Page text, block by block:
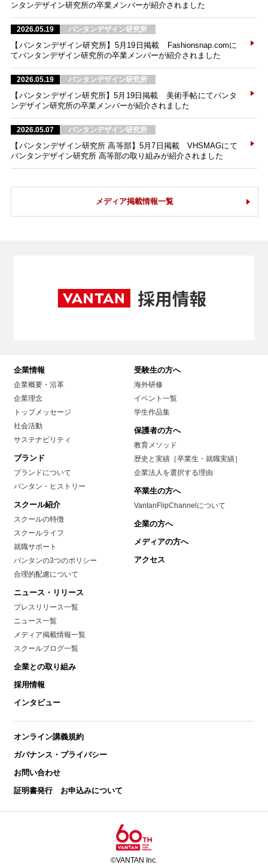
ンタンデザイン研究所の卒業メンバーが紹介されました
2026.05.19 バンタンデザイン研究所
【バンタンデザイン研究所】5月19日掲載 Fashionsnap.comに
てバンタンデザイン研究所の卒業メンバーが紹介されました
2026.05.19 バンタンデザイン研究所
【バンタンデザイン研究所】5月19日掲載 美術手帖にてバンタ
ンデザイン研究所の卒業メンバーが紹介されました
2026.05.07 バンタンデザイン研究所
【バンタンデザイン研究所 高等部】5月7日掲載 VHSMAGにて
バンタンデザイン研究所 高等部の取り組みが紹介されました
メディア掲載情報一覧
企業情報
企業概要・沿革
企業理念
トップメッセージ
社会活動
サステナビリティ
ブランド
ブランドについて
バンタン・ヒストリー
スクール紹介
スクールの特徴
スクールライフ
就職サポート
バンタンの3つのポリシー
合理的配慮について
ニュース・リリース
プレスリリース一覧
ニュース一覧
メディア掲載情報一覧
スクールブログ一覧
企業との取り組み
採用情報
インタビュー
受験生の方へ
海外研修
イベント一覧
学生作品集
保護者の方へ
教育メソッド
歴史と実績［卒業生・就職実績］
企業法人を選択する理由
卒業生の方へ
VantanFlipChannelについて
企業の方へ
メディアの方へ
アクセス
オンライン講義規約
ガバナンス・プライバシー
お問い合わせ
証明書発行 お申込みについて
©VANTAN Inc.